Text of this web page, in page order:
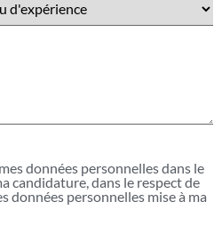
données personnelles dans le
candidature, dans le respect de
données personnelles mise à ma